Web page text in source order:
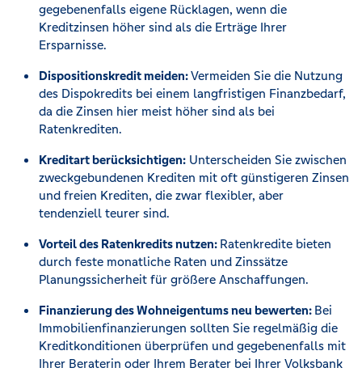
gegebenenfalls eigene Rücklagen, wenn die
Kreditzinsen höher sind als die Erträge Ihrer
Ersparnisse.
Dispositionskredit meiden:Vermeiden Sie die Nutzung
des Dispokredits bei einem langfristigen Finanzbedarf,
da die Zinsen hier meist höher sind als bei
Ratenkrediten.
Kreditart berücksichtigen: Unterscheiden Sie zwischen
zweckgebundenen Krediten mit oft günstigeren Zinsen
und freien Krediten, die zwar flexibler, aber
tendenziell teurer sind.
Vorteil des Ratenkredits nutzen: Ratenkredite bieten
durch feste monatliche Raten und Zinssätze
Planungssicherheit für größere Anschaffungen.
Finanzierung des Wohneigentums neu bewerten: Bei
Immobilienfinanzierungen sollten Sie regelmäßig die
Kreditkonditionen überprüfen und gegebenenfalls mit
Ihrer Beraterin oder Ihrem Berater bei Ihrer Volksbank